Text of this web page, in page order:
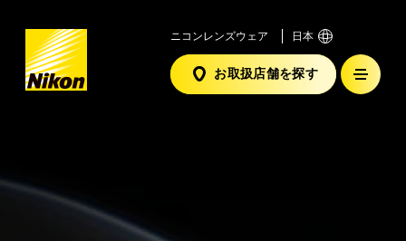
ー
ニコンレンズウェア 日本
お取扱店舗を探す